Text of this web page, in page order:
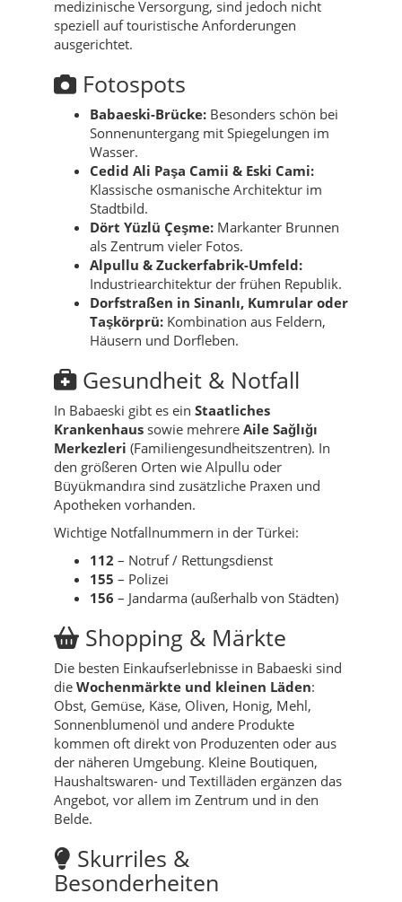
medizinische Versorgung, sind jedoch nicht
speziell auf touristische Anforderungen
ausgerichtet.
Fotospots
Babaeski-Brücke: Besonders schön bei
Sonnenuntergang mit Spiegelungen im
Wasser.
Cedid Ali Paşa Camii & Eski Cami:
Klassische osmanische Architektur im
Stadtbild.
Dört Yüzlü Çeşme: Markanter Brunnen
als Zentrum vieler Fotos.
Alpullu & Zuckerfabrik-Umfeld:
Industriearchitektur der frühen Republik.
Dorfstraßen in Sinanlı, Kumrular oder
Taşkörprü: Kombination aus Feldern,
Häusern und Dorfleben.
Gesundheit & Notfall
In Babaeski gibt es ein Staatliches
Krankenhaus sowie mehrere Aile Sağlığı
Merkezleri (Familiengesundheitszentren). In
den größeren Orten wie Alpullu oder
Büyükmandıra sind zusätzliche Praxen und
Apotheken vorhanden.
Wichtige Notfallnummern in der Türkei:
112 – Notruf / Rettungsdienst
155 – Polizei
156 – Jandarma (außerhalb von Städten)
Shopping & Märkte
Die besten Einkaufserlebnisse in Babaeski sind
die Wochenmärkte und kleinen Läden:
Obst, Gemüse, Käse, Oliven, Honig, Mehl,
Sonnenblumenöl und andere Produkte
kommen oft direkt von Produzenten oder aus
der näheren Umgebung. Kleine Boutiquen,
Haushaltswaren- und Textilläden ergänzen das
Angebot, vor allem im Zentrum und in den
Belde.
Skurriles &
Besonderheiten